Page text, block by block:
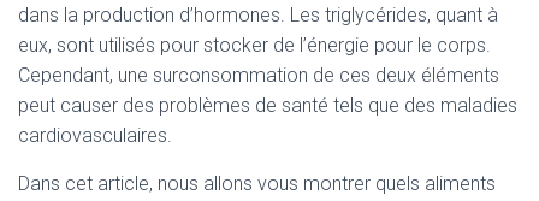
dans la production d’hormones. Les triglycérides, quant à
eux, sont utilisés pour stocker de l’énergie pour le corps.
Cependant, une surconsommation de ces deux éléments
peut causer des problèmes de santé tels que des maladies
cardiovasculaires.
Dans cet article, nous allons vous montrer quels aliments